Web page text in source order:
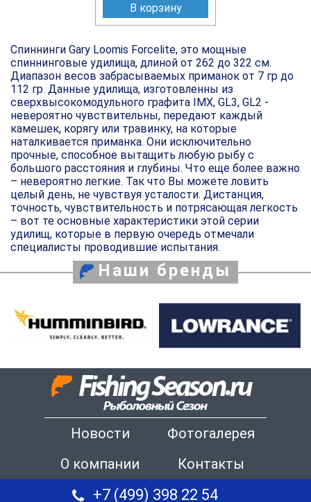
В корзину
Спиннинги Gary Loomis Forcelite, это мощные
спиннинговые удилища, длиной от 262 до 322 см.
Диапазон весов забрасываемых приманок от 7 гр до
112 гр. Данные удилища, изготовленны из
сверхвысокомодульного графита IMX, GL3, GL2 -
невероятно чувствительны, передают каждый
камешек, корягу или травинку, на которые
наталкивается приманка. Они исключительно
прочные, способное вытащить любую рыбу с
большого расстояния и глубины. Что еще более важно
– невероятно легкие. Так что Вы можете ловить
целый день, не чувствуя усталости. Дистанция,
точность, чувствительность и потрясающая легкость
– вот те основные характеристики этой серии
удилищ, которые в первую очередь отмечали
специалисты проводившие испытания.
Наши бренды
Новости
Фотогалерея
О компании
Контакты
+7 (499) 398 22 54